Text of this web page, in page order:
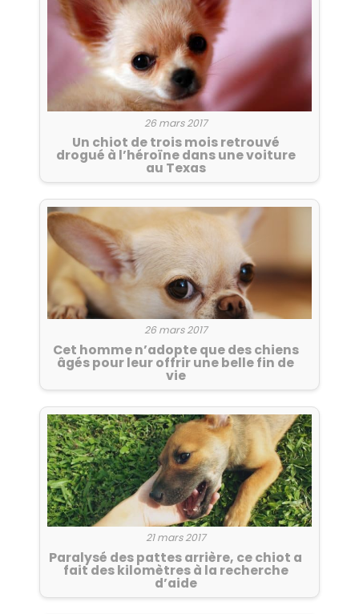
26 mars 2017
Un chiot de trois mois retrouvé
drogué à l’héroïne dans une voiture
au Texas
26 mars 2017
Cet homme n’adopte que des chiens
âgés pour leur offrir une belle fin de
vie
21 mars 2017
Paralysé des pattes arrière, ce chiot a
fait des kilomètres à la recherche
d’aide